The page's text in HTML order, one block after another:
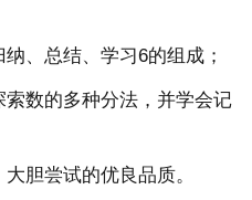
、总结、学习6的组成；
数的多种分法，并学会记
胆尝试的优良品质。